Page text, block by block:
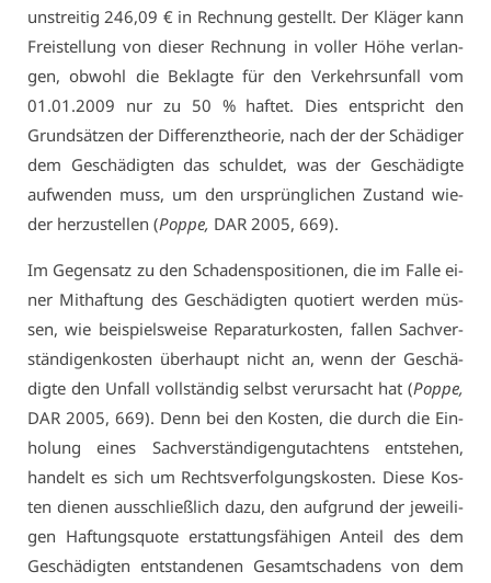
un­strei­tig 246,09 € in Rech­nung ge­stellt. Der Klä­ger kann
Frei­stel­lung von die­ser Rech­nung in vol­ler Hö­he ver­lan­
gen, ob­wohl die Be­klag­te für den Ver­kehrs­un­fall vom
01.01.2009 nur zu 50 % haf­tet. Dies ent­spricht den
Grund­sät­zen der Dif­fe­renz­theo­rie, nach der der Schä­di­ger
dem Ge­schä­dig­ten das schul­det, was der Ge­schä­dig­te
auf­wen­den muss, um den ur­sprüng­li­chen Zu­stand wie­
der her­zu­stel­len (Pop­pe, DAR 2005, 669).
Im Ge­gen­satz zu den Scha­dens­po­si­tio­nen, die im Fal­le ei­
ner Mit­haf­tung des Ge­schä­dig­ten quo­tiert wer­den müs­
sen, wie bei­spiels­wei­se Re­pa­ra­tur­kos­ten, fal­len Sach­ver­
stän­di­gen­kos­ten über­haupt nicht an, wenn der Ge­schä­
dig­te den Un­fall voll­stän­dig selbst ver­ur­sacht hat (Pop­pe,
DAR 2005, 669). Denn bei den Kos­ten, die durch die Ein­
ho­lung ei­nes Sach­ver­stän­di­gen­gut­ach­tens ent­ste­hen,
han­delt es sich um Rechts­ver­fol­gungs­kos­ten. Die­se Kos­
ten die­nen aus­schließ­lich da­zu, den auf­grund der je­wei­li­
gen Haf­tungs­quo­te er­stat­tungs­fä­hi­gen An­teil des dem
Ge­schä­dig­ten ent­stan­de­nen Ge­samt­scha­dens von dem